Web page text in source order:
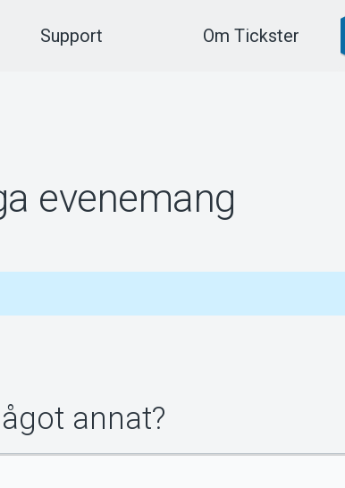
Support Om Tickster
evenemang
annat?